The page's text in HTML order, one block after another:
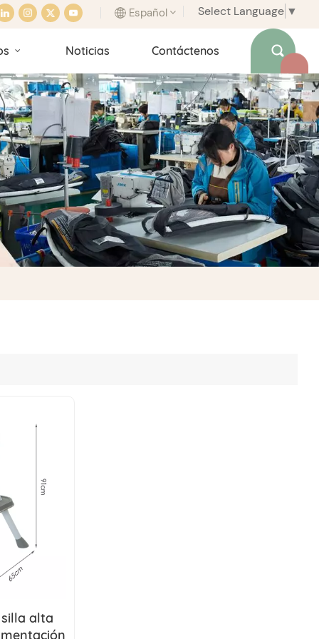
Select Language ▼
Español
English
français
italiano
español
português
Noticias Contáctenos
alta